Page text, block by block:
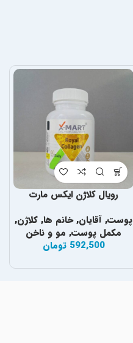
رویال کلاژن ایکس مارت
پوست, آقایان,خانم ها, کلاژن,
مکمل پوست, مو و ناخن
592,500 تومان